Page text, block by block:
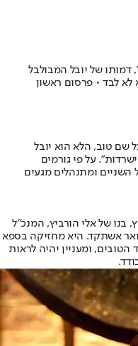
דמותו של יובל המבולבל
שם טוב, הלא הוא יובל
". על פי גורמים
השניים ומתנהלים מגעים
בנו של אלי הורביץ, המנכ"ל
אשתקד. היא מחזיקה בספא
ומעניין יהיה לראות